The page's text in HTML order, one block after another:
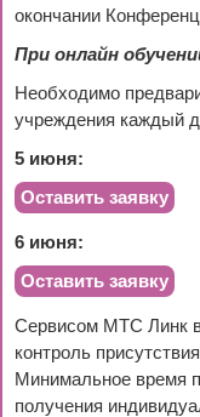
окончании
При онлайн
Необходимо
учреждения каждый
5 июня:
Оставить заявку
6 июня:
Оставить заявку
Сервисом MTC Линк
контроль
Минимальное время
получения